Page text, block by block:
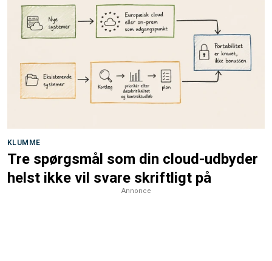
KLUMME
Tre spørgsmål som din cloud-udbyder
helst ikke vil svare skriftligt på
Annonce